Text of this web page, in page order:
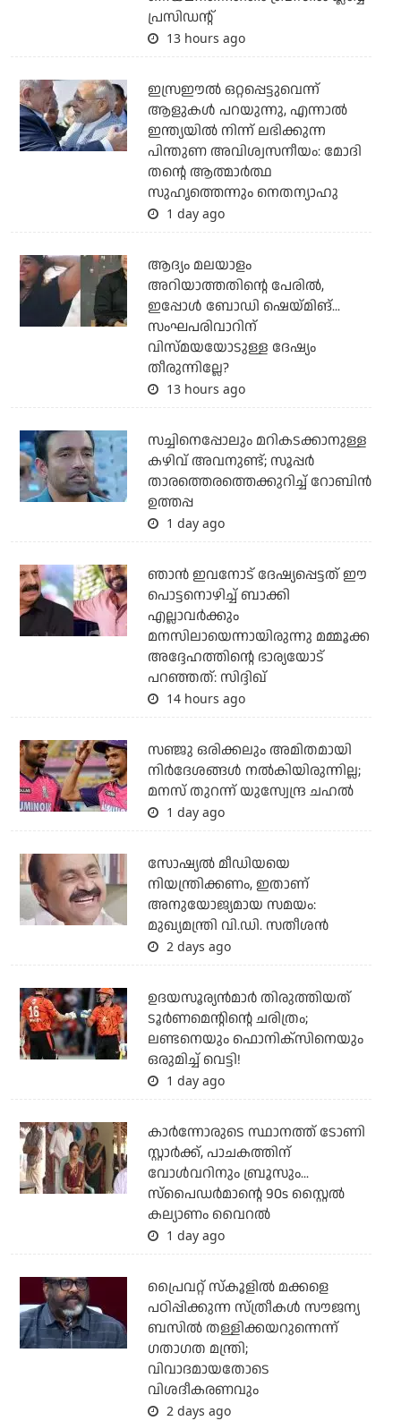
പ്രസിഡന്റ്
13 hours ago
ഇസ്രഈല്‍ ഒറ്റപ്പെട്ടുവെന്ന്
ആളുകള്‍ പറയുന്നു, എന്നാല്‍
ഇന്ത്യയില്‍ നിന്ന് ലഭിക്കുന്ന
പിന്തുണ അവിശ്വസനീയം: മോദി
തന്റെ ആത്മാര്‍ത്ഥ
സുഹൃത്തെന്നും നെതന്യാഹു
1 day ago
ആദ്യം മലയാളം
അറിയാത്തതിന്റെ പേരില്‍,
ഇപ്പോള്‍ ബോഡി ഷെയ്മിങ്...
സംഘപരിവാറിന്
വിസ്മയയോടുള്ള ദേഷ്യം
തീരുന്നില്ലേ?
13 hours ago
സച്ചിനെപ്പോലും മറികടക്കാനുള്ള
കഴിവ് അവനുണ്ട്; സൂപ്പര്‍
താരത്തെരത്തെക്കുറിച്ച് റോബിന്‍
ഉത്തപ്പ
1 day ago
ഞാന്‍ ഇവനോട് ദേഷ്യപ്പെട്ടത് ഈ
പൊട്ടനൊഴിച്ച് ബാക്കി
എല്ലാവര്‍ക്കും
മനസിലായെന്നായിരുന്നു മമ്മൂക്ക
അദ്ദേഹത്തിന്റെ ഭാര്യയോട്
പറഞ്ഞത്: സിദ്ദിഖ്
14 hours ago
സഞ്ജു ഒരിക്കലും അമിതമായി
നിര്‍ദേശങ്ങള്‍ നല്‍കിയിരുന്നില്ല;
മനസ് തുറന്ന് യുസ്വേന്ദ്ര ചഹല്‍
1 day ago
സോഷ്യല്‍ മീഡിയയെ
നിയന്ത്രിക്കണം, ഇതാണ്
അനുയോജ്യമായ സമയം:
മുഖ്യമന്ത്രി വി.ഡി. സതീശന്‍
2 days ago
ഉദയസൂര്യന്‍മാര്‍ തിരുത്തിയത്
ടൂര്‍ണമെന്റിന്റെ ചരിത്രം;
ലണ്ടനെയും ഫൊനിക്‌സിനെയും
ഒരുമിച്ച് വെട്ടി!
1 day ago
കാര്‍ന്നോരുടെ സ്ഥാനത്ത് ടോണി
സ്റ്റാര്‍ക്ക്, പാചകത്തിന്
വോള്‍വറിനും ബ്രൂസും...
സ്‌പൈഡര്‍മാന്റെ 90s സ്റ്റൈല്‍
കല്യാണം വൈറല്‍
1 day ago
പ്രൈവറ്റ് സ്‌കൂളില്‍ മക്കളെ
പഠിപ്പിക്കുന്ന സ്ത്രീകള്‍ സൗജന്യ
ബസില്‍ തള്ളിക്കയറുന്നെന്ന്
ഗതാഗത മന്ത്രി;
വിവാദമായതോടെ
വിശദീകരണവും
2 days ago